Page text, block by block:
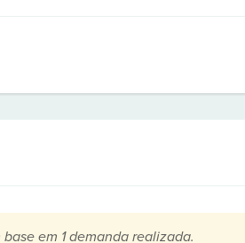
em 1 demanda realizada.